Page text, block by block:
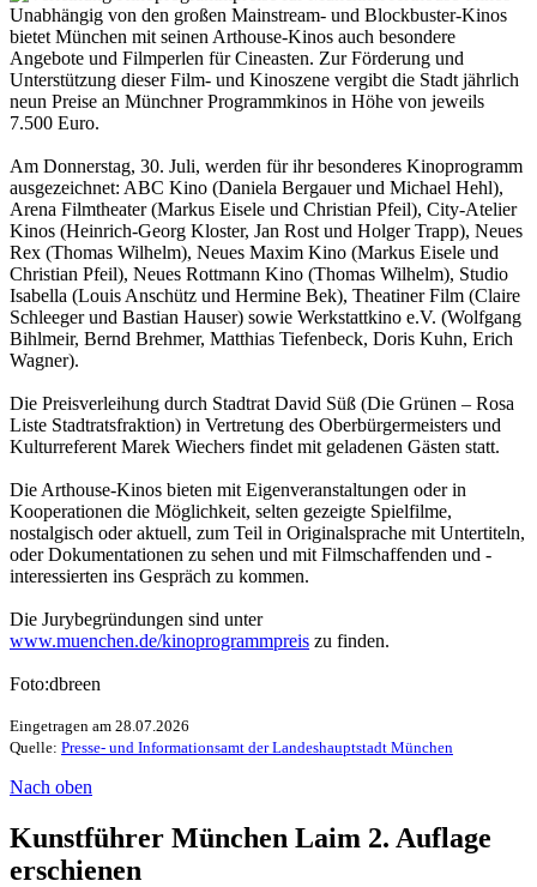
Unabhängig von den großen Mainstream- und Blockbuster-Kinos
bietet München mit seinen Arthouse-Kinos auch besondere
Angebote und Filmperlen für Cineasten. Zur Förderung und
Unterstützung dieser Film- und Kinoszene vergibt die Stadt jährlich
neun Preise an Münchner Programmkinos in Höhe von jeweils
7.500 Euro.
Am Donnerstag, 30. Juli, werden für ihr besonderes Kinoprogramm
ausgezeichnet: ABC Kino (Daniela Bergauer und Michael Hehl),
Arena Filmtheater (Markus Eisele und Christian Pfeil), City-Atelier
Kinos (Heinrich-Georg Kloster, Jan Rost und Holger Trapp), Neues
Rex (Thomas Wilhelm), Neues Maxim Kino (Markus Eisele und
Christian Pfeil), Neues Rottmann Kino (Thomas Wilhelm), Studio
Isabella (Louis Anschütz und Hermine Bek), Theatiner Film (Claire
Schleeger und Bastian Hauser) sowie Werkstattkino e.V. (Wolfgang
Bihlmeir, Bernd Brehmer, Matthias Tiefenbeck, Doris Kuhn, Erich
Wagner).
Die Preisverleihung durch Stadtrat David Süß (Die Grünen – Rosa
Liste Stadtratsfraktion) in Vertretung des Oberbürgermeisters und
Kulturreferent Marek Wiechers findet mit geladenen Gästen statt.
Die Arthouse-Kinos bieten mit Eigenveranstaltungen oder in
Kooperationen die Möglichkeit, selten gezeigte Spielfilme,
nostalgisch oder aktuell, zum Teil in Originalsprache mit Untertiteln,
oder Dokumentationen zu sehen und mit Filmschaffenden und -
interessierten ins Gespräch zu kommen.
Die Jurybegründungen sind unter
www.muenchen.de/kinoprogrammpreis zu finden.
Foto:dbreen
Eingetragen am 28.07.2026
Quelle: Presse- und Informationsamt der Landeshauptstadt München
Nach oben
Kunstführer München Laim 2. Auflage
erschienen